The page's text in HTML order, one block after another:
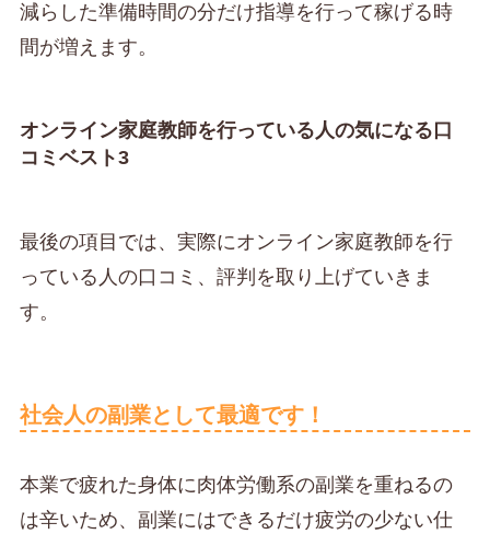
減らした準備時間の分だけ指導を行って稼げる時
間が増えます。
オンライン家庭教師を行っている人の気になる口
コミベスト3
最後の項目では、実際にオンライン家庭教師を行
っている人の口コミ、評判を取り上げていきま
す。
社会人の副業として最適です！
本業で疲れた身体に肉体労働系の副業を重ねるの
は辛いため、副業にはできるだけ疲労の少ない仕